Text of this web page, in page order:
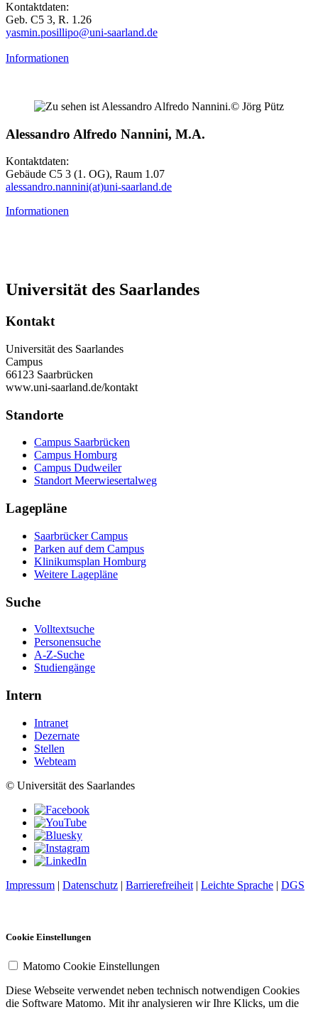
Kontaktdaten:
Geb. C5 3, R. 1.26
yasmin.posillipo@uni-saarland.de
Informationen
© Jörg Pütz
Alessandro Alfredo Nannini, M.A.
Kontaktdaten:
Gebäude C5 3 (1. OG), Raum 1.07
alessandro.nannini(at)uni-saarland.de
Informationen
Universität des Saarlandes
Kontakt
Universität des Saarlandes
Campus
66123 Saarbrücken
www.uni-saarland.de/kontakt
Standorte
Campus Saarbrücken
Campus Homburg
Campus Dudweiler
Standort Meerwiesertalweg
Lagepläne
Saarbrücker Campus
Parken auf dem Campus
Klinikumsplan Homburg
Weitere Lagepläne
Suche
Volltextsuche
Personensuche
A-Z-Suche
Studiengänge
Intern
Intranet
Dezernate
Stellen
Webteam
© Universität des Saarlandes
Impressum | Datenschutz | Barrierefreiheit | Leichte Sprache | DGS
Cookie Einstellungen
Matomo Cookie Einstellungen
Diese Webseite verwendet neben technisch notwendigen Cookies
die Software Matomo. Mit ihr analysieren wir Ihre Klicks, um die